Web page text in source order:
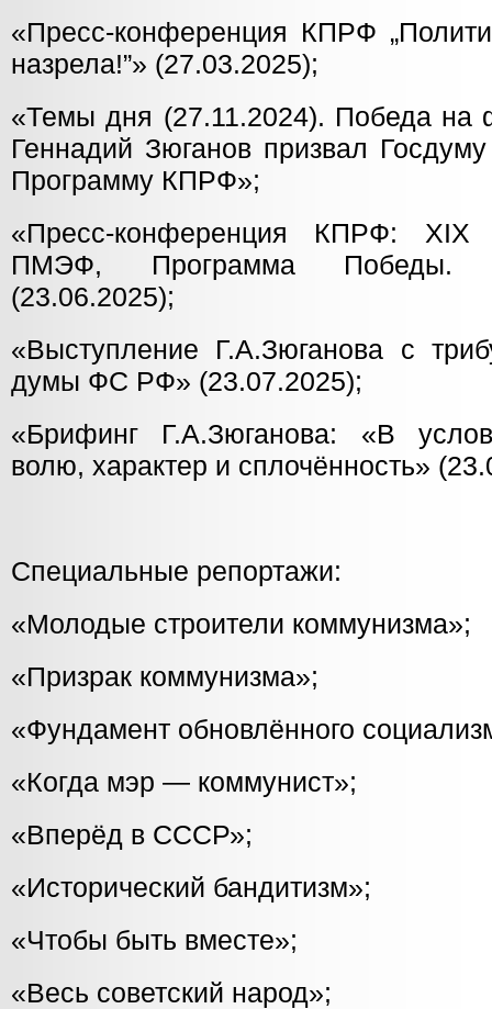
«Пресс-конференция КПРФ
назрела!”» (27.03.2025);
«Темы дня (27.11.2024). Победа на
Геннадий Зюганов призвал
Программу КПРФ»;
«Пресс-конференция КПРФ:
ПМЭФ, Программа Победы.
(23.06.2025);
«Выступление Г.А.Зюганова с
думы ФС РФ» (23.07.2025);
«Брифинг Г.А.Зюганова: «В
волю, характер и сплочённость»
Специальные репортажи:
«Молодые строители коммунизма»;
«Призрак коммунизма»;
«Фундамент обновлённого
«Когда мэр — коммунист»;
«Вперёд в СССР»;
«Исторический бандитизм»;
«Чтобы быть вместе»;
«Весь советский народ»;